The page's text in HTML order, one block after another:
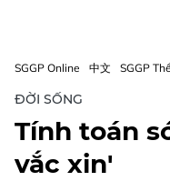
SGGP Online 中文 SGGP
ĐỜI SỐNG
Tính toán
vắc xin'